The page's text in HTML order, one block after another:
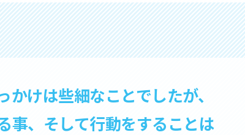
かけは些細なことでしたが、
事、そして行動をすることは